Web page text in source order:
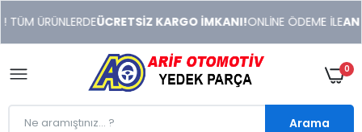
xonusu
veren
sitolar
ÜRÜNLERDEÜCRETSİZ KARGO İMKANI!ONLİNE ÖDEME İLE
0
Arama